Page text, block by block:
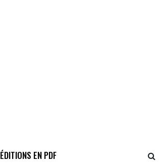
ÉDITIONS EN PDF